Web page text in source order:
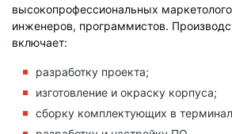
высокопрофессиональных
инженеров, программистов.
включает:
разработку проекта;
изготовление и окраску корпуса;
сборку комплектующих в